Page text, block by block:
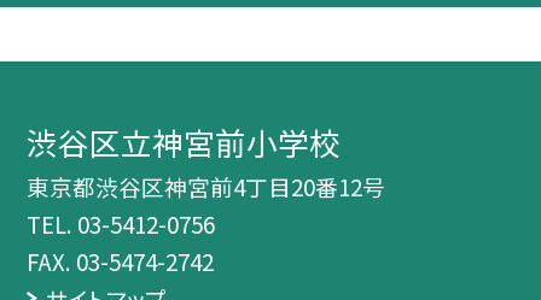
渋谷区立神宮前小学校
東京都渋谷区神宮前4丁目20番12号
TEL. 03-5412-0756
FAX. 03-5474-2742